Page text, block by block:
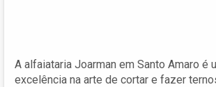
A alfaiataria Joarman em Santo Amaro é
excelência na arte de cortar e fazer